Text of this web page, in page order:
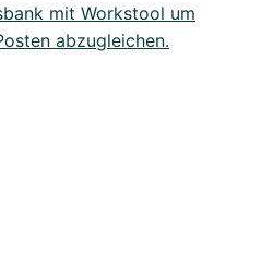
mit Workstool um
abzugleichen.